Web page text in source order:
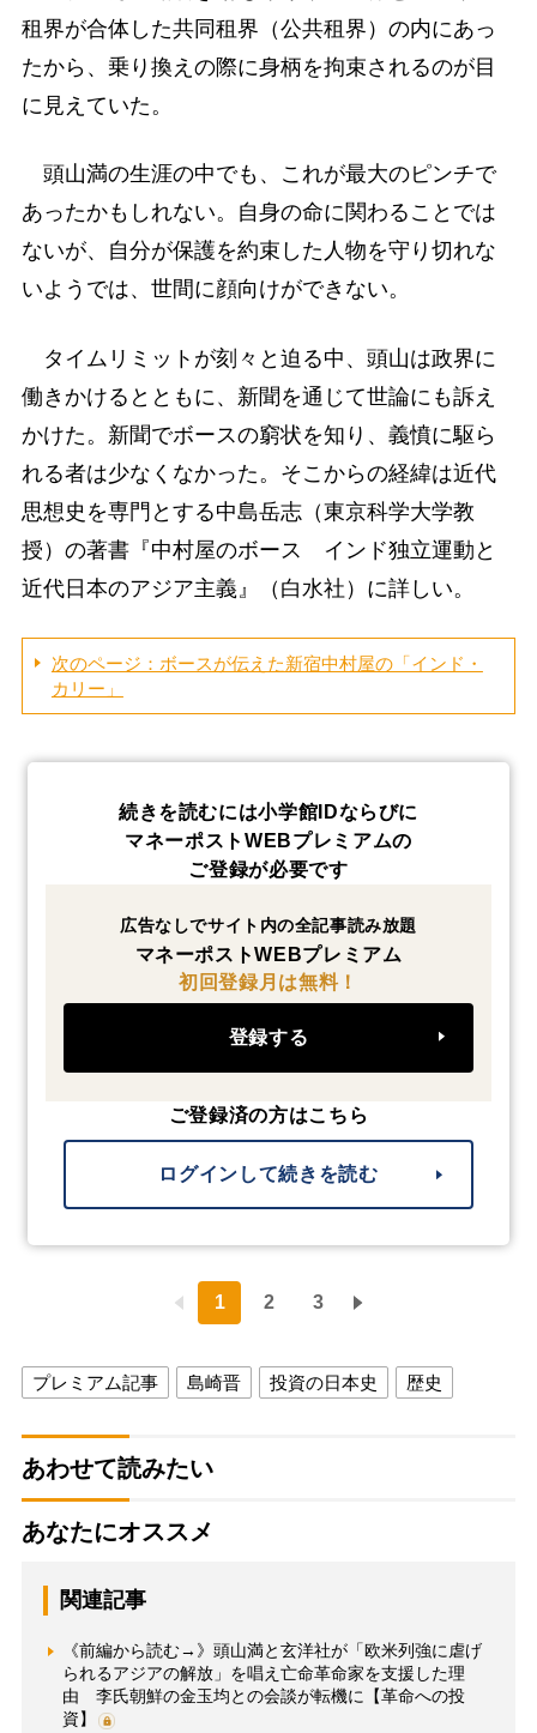
租界が合体した共同租界（公共租界）の内にあっ
たから、乗り換えの際に身柄を拘束されるのが目
に見えていた。
頭山満の生涯の中でも、これが最大のピンチで
あったかもしれない。自身の命に関わることでは
ないが、自分が保護を約束した人物を守り切れな
いようでは、世間に顔向けができない。
タイムリミットが刻々と迫る中、頭山は政界に
働きかけるとともに、新聞を通じて世論にも訴え
かけた。新聞でボースの窮状を知り、義憤に駆ら
れる者は少なくなかった。そこからの経緯は近代
思想史を専門とする中島岳志（東京科学大学教
授）の著書『中村屋のボース インド独立運動と
近代日本のアジア主義』（白水社）に詳しい。
次のページ：ボースが伝えた新宿中村屋の「インド・
カリー」
続きを読むには小学館IDならびに
マネーポストWEBプレミアムの
ご登録が必要です
広告なしでサイト内の全記事読み放題
マネーポストWEBプレミアム
初回登録月は無料！
登録する
ご登録済の方はこちら
ログインして続きを読む
1 2 3
プレミアム記事 島崎晋 投資の日本史 歴史
あわせて読みたい
あなたにオススメ
関連記事
《前編から読む→》頭山満と玄洋社が「欧米列強に虐げ
られるアジアの解放」を唱え亡命革命家を支援した理
由 李氏朝鮮の金玉均との会談が転機に【革命への投
資】